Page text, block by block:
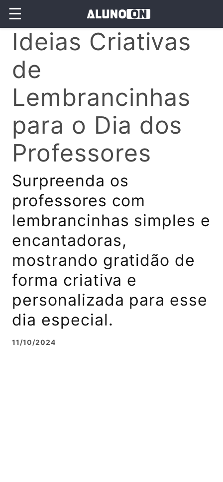
☰
Ideias Criativas
de
Lembrancinhas
para o Dia dos
Professores
Surpreenda os
professores com
lembrancinhas simples e
encantadoras,
mostrando gratidão de
forma criativa e
personalizada para esse
dia especial.
11/10/2024